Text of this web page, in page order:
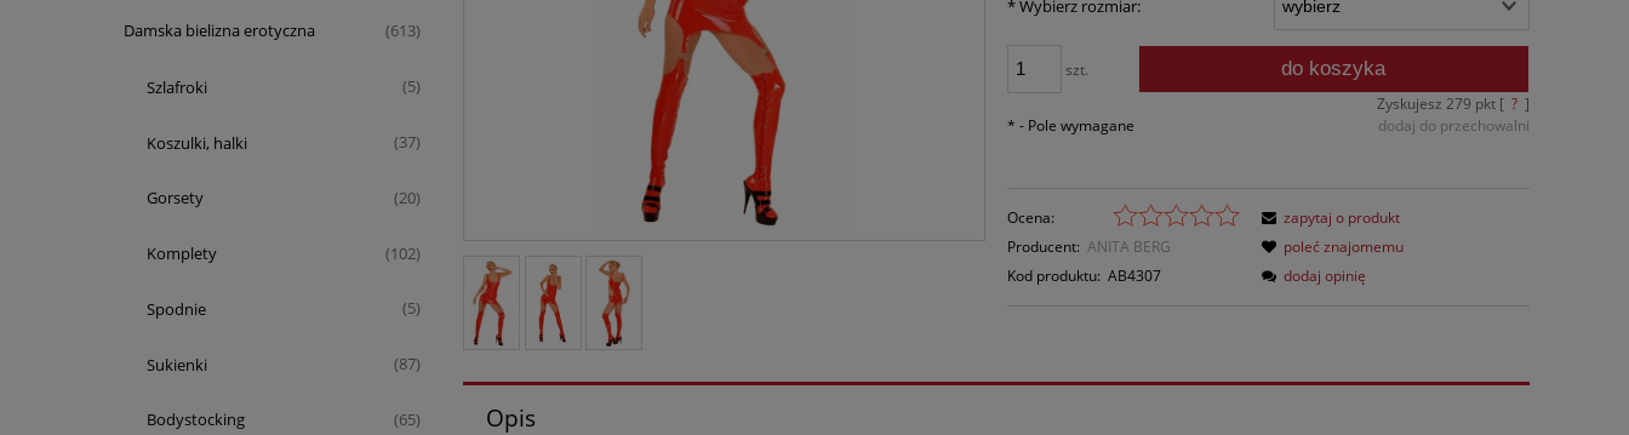
Damska bielizna erotyczna (613)
Szlafroki (5)
Koszulki, halki (37)
Gorsety (20)
Komplety (102)
Spodnie (5)
Sukienki (87)
Bodystocking (65)
*Wybierz rozmiar:
szt. do koszyka
Zyskujesz 279 pkt [ ? ]
dodaj do przechowalni
* - Pole wymagane
Ocena:
Producent: ANITA BERG
Kod produktu: AB4307
zapytaj o produkt
poleć znajomemu
dodaj opinię
Opis